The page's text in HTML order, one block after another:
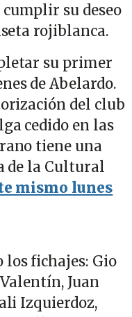
su deseo
rojiblanca.
su primer
de Abelardo.
del club
cedido en las
tiene una
de la Cultural
mismo lunes
los fichajes: Gio
Juan
Izquierdoz,